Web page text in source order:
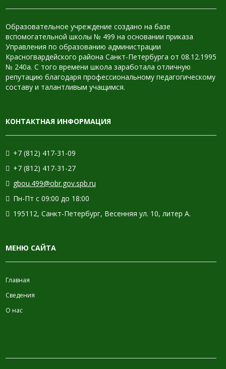
Образовательное учреждение создано на базе
вспомогательной школы № 499 на основании приказа
Управления по образованию администрации
Красногвардейского района Санкт-Петербурга от 08.12.1995
№ 240а. С того времени школа заработала отличную
репутацию благодаря профессиональному педагогическому
составу и талантливым учащимся.
КОНТАКТНАЯ ИНФОРМАЦИЯ
+7 (812) 417-31-09
+7 (812) 417-31-27
gbou.499@obr.gov.spb.ru
Пн-Пт с 09:00 до 18:00
195112, Санкт-Петербург, Весенняя ул. 10, литер А.
МЕНЮ САЙТА
Главная
Сведения
О нас